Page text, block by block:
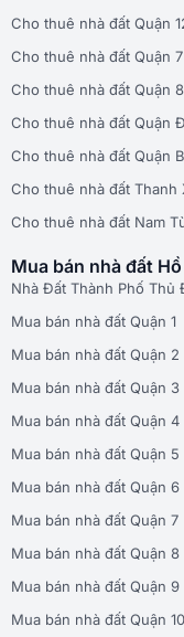
Cho thuê nhà đất Quận
Cho thuê nhà đất Quận 7
Cho thuê nhà đất Quận 8
Cho thuê nhà đất Quận
Cho thuê nhà đất Quận
Cho thuê nhà đất Thanh
Cho thuê nhà đất Nam
Mua bán nhà đất
Nhà Đất Thành Phố Thủ
Mua bán nhà đất Quận 1
Mua bán nhà đất Quận 2
Mua bán nhà đất Quận 3
Mua bán nhà đất Quận 4
Mua bán nhà đất Quận 5
Mua bán nhà đất Quận 6
Mua bán nhà đất Quận 7
Mua bán nhà đất Quận 8
Mua bán nhà đất Quận 9
Mua bán nhà đất Quận 10